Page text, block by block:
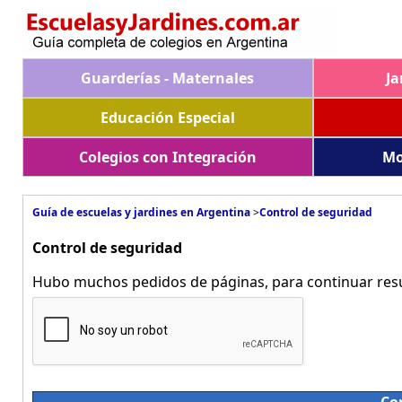
Guarderías - Maternales
Educación Especial
Colegios con Integración
Guía de escuelas y jardines en Argentina>Control de seguridad
Control de seguridad
Hubo muchos pedidos de páginas, para continuar